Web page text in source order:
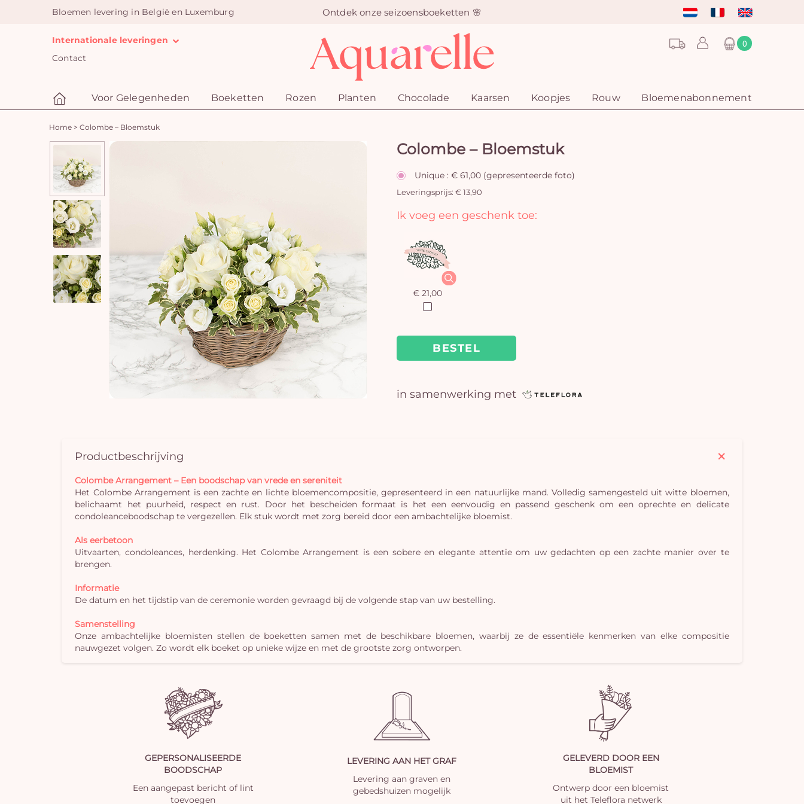
Bloemen levering in België en Luxemburg Ontdek onze seizoensboeketten 🌸
Internationale leveringen
Contact
0
Voor Gelegenheden Boeketten Rozen Planten Chocolade Kaarsen Koopjes Rouw Bloemenabonnement
Home > Colombe – Bloemstuk
Colombe – Bloemstuk
Unique : € 61,00 (gepresenteerde foto)
Leveringsprijs: € 13,90
BESTEL
Ik voeg een geschenk toe:
€ 21,00
in samenwerking met
Productbeschrijving
Colombe Arrangement – Een boodschap van vrede en sereniteit
Het Colombe Arrangement is een zachte en lichte bloemencompositie, gepresenteerd in een natuurlijke mand. Volledig samengesteld uit witte bloemen,
belichaamt het puurheid, respect en rust. Door het bescheiden formaat is het een eenvoudig en passend geschenk om een oprechte en delicate
condoleanceboodschap te vergezellen. Elk stuk wordt met zorg bereid door een ambachtelijke bloemist.
Als eerbetoon
Uitvaarten, condoleances, herdenking. Het Colombe Arrangement is een sobere en elegante attentie om uw gedachten op een zachte manier over te
brengen.
Informatie
De datum en het tijdstip van de ceremonie worden gevraagd bij de volgende stap van uw bestelling.
Samenstelling
Onze ambachtelijke bloemisten stellen de boeketten samen met de beschikbare bloemen, waarbij ze de essentiële kenmerken van elke compositie
nauwgezet volgen. Zo wordt elk boeket op unieke wijze en met de grootste zorg ontworpen.
GEPERSONALISEERDE
BOODSCHAP
Een aangepast bericht of lint
toevoegen
LEVERING AAN HET GRAF
Levering aan graven en
gebedshuizen mogelijk
GELEVERD DOOR EEN
BLOEMIST
Ontwerp door een bloemist
uit het Teleflora netwerk